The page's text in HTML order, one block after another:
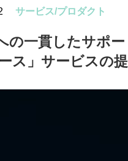
サービス/プロダクト
の一貫したサポ
ス」サービスの